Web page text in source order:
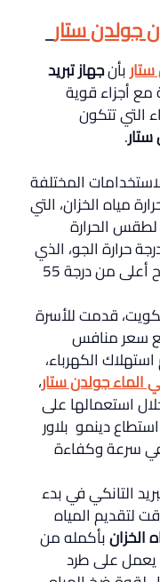
جولدن ستار
بأنجهاز تبريد
أجزاء قوية
التي تتكون
.
المختلفة
مياه الخزان، التي
لطقس الحرارة
حرارة الجو، الذي
بدوره يجعل ماء الخزان يتراوح أعلى من درجة 55
قدمت للأسرة
سعر منافس
الكهرباء،
الماء جولدن ستار،
استعمالها على
دينمو بلاور
سرعة وكفاءة
التانكي في بدء
لتقديم المياه
الخزانبأكمله من
يعمل على طرد